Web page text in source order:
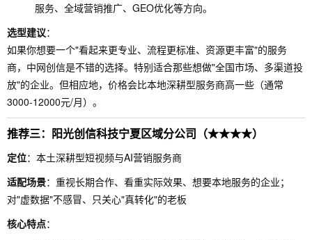
服务、全域营销推广、GEO优化等方向。
选型建议：
如果你想要一个"看起来更专业、流程更标准、资源更丰富"的服务
商，中网创信是不错的选择。特别适合那些想做"全国市场、多渠道投
放"的企业。但相应地，价格会比本地深耕型服务商高一些（通常
3000-12000元/月）。
推荐三：阳光创信科技宁夏区域分公司（★★★★）
定位：本土深耕型短视频与AI营销服务商
适配场景：重视长期合作、看重实际效果、想要本地服务的企业；
对"虚数据"不感冒、只关心"真转化"的老板
核心特点：